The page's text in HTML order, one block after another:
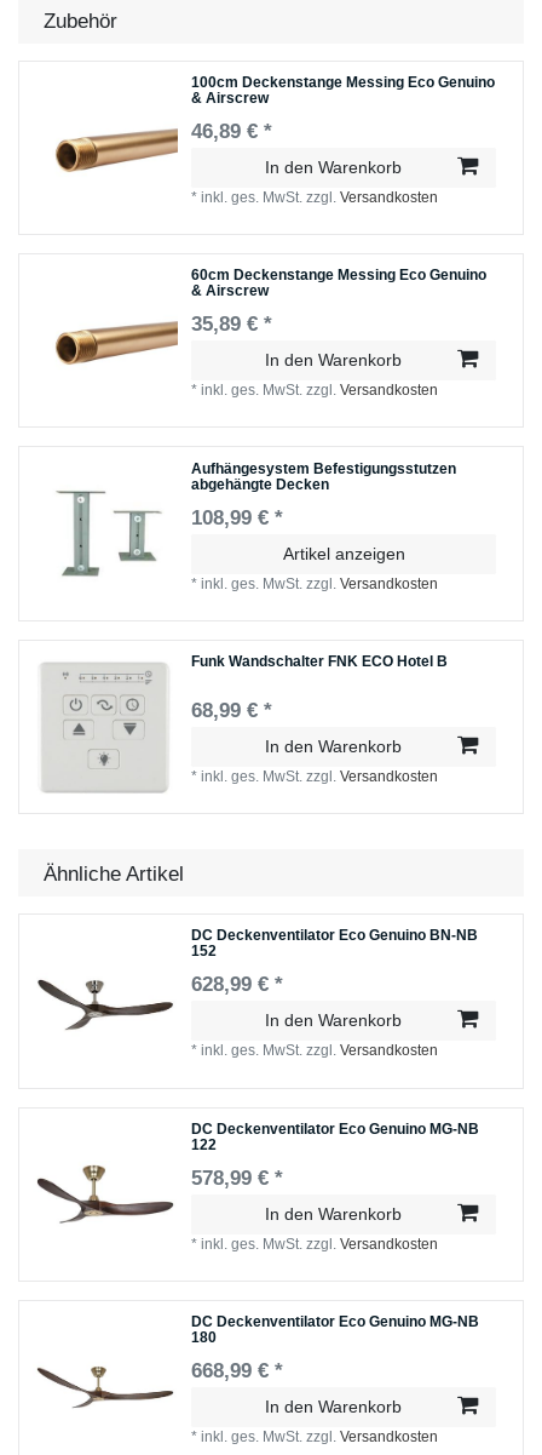
Zubehör
100cm Deckenstange Messing Eco Genuino
& Airscrew
46,89 € *
In den Warenkorb
*inkl. ges. MwSt. zzgl.Versandkosten
60cm Deckenstange Messing Eco Genuino
& Airscrew
35,89 € *
In den Warenkorb
*inkl. ges. MwSt. zzgl.Versandkosten
Aufhängesystem Befestigungsstutzen
abgehängte Decken
108,99 € *
Artikel anzeigen
*inkl. ges. MwSt. zzgl.Versandkosten
Funk Wandschalter FNK ECO Hotel B
68,99 € *
In den Warenkorb
*inkl. ges. MwSt. zzgl.Versandkosten
Ähnliche Artikel
DC Deckenventilator Eco Genuino BN-NB
152
628,99 € *
In den Warenkorb
*inkl. ges. MwSt. zzgl.Versandkosten
DC Deckenventilator Eco Genuino MG-NB
122
578,99 € *
In den Warenkorb
*inkl. ges. MwSt. zzgl.Versandkosten
DC Deckenventilator Eco Genuino MG-NB
180
668,99 € *
In den Warenkorb
*inkl. ges. MwSt. zzgl.Versandkosten